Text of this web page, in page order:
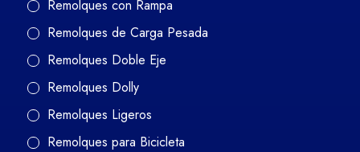
Remolques con Rampa
Remolques de Carga Pesada
Remolques Doble Eje
Remolques Dolly
Remolques Ligeros
Remolques para Bicicleta